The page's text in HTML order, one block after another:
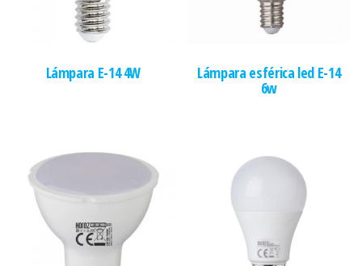
Lámpara E-14 4W Lámpara esférica led E-14
6w